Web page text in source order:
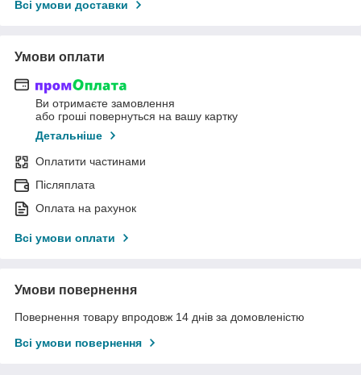
Всі умови доставки
Умови оплати
Ви отримаєте замовлення
або гроші повернуться на вашу картку
Детальніше
Оплатити частинами
Післяплата
Оплата на рахунок
Всі умови оплати
Умови повернення
Повернення товару впродовж 14 днів за домовленістю
Всі умови повернення